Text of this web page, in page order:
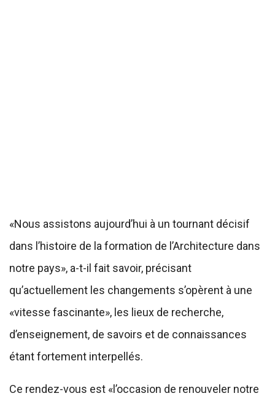
«Nous assistons aujourd’hui à un tournant décisif
dans l’histoire de la formation de l’Architecture dans
notre pays», a-t-il fait savoir, précisant
qu’actuellement les changements s’opèrent à une
«vitesse fascinante», les lieux de recherche,
d’enseignement, de savoirs et de connaissances
étant fortement interpellés.
Ce rendez-vous est «l’occasion de renouveler notre